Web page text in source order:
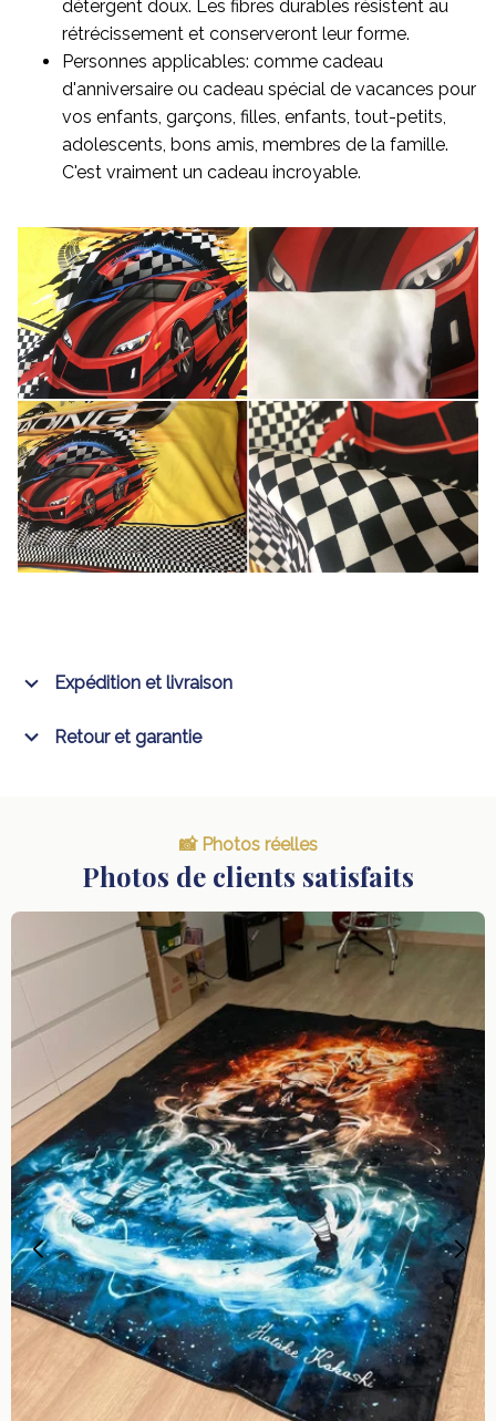
détergent doux. Les fibres durables résistent au
rétrécissement et conserveront leur forme.
Personnes applicables: comme cadeau
d'anniversaire ou cadeau spécial de vacances pour
vos enfants, garçons, filles, enfants, tout-petits,
adolescents, bons amis, membres de la famille.
C'est vraiment un cadeau incroyable.
Expédition et livraison
Retour et garantie
📸 Photos réelles
Photos de clients satisfaits